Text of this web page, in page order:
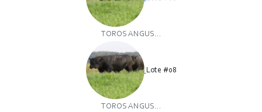
TOROS ANGUS...
Lote #08
TOROS ANGUS...